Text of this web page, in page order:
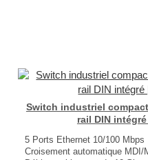
Switch industriel
rail DIN
5 Ports Ethernet 10/100 Mbps
Croisement automatique MDI/